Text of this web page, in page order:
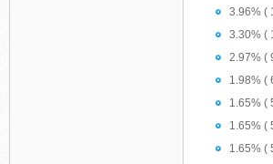
3.96% (
3.30% (
2.97% (
1.98% (
1.65% (
1.65% (
1.65% (